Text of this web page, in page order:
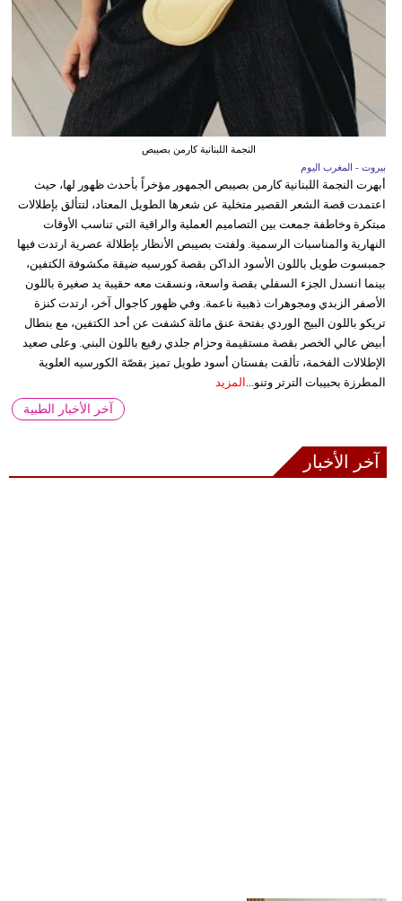
النجمة اللبنانية كارمن بصيبص
بيروت - المغرب اليوم
أبهرت النجمة اللبنانية كارمن بصيبص الجمهور مؤخراً بأحدث ظهور لها، حيث
اعتمدت قصة الشعر القصير متخلية عن شعرها الطويل المعتاد، لتتألق بإطلالات
مبتكرة وخاطفة جمعت بين التصاميم العملية والراقية التي تناسب الأوقات
النهارية والمناسبات الرسمية. ولفتت بصيبص الأنظار بإطلالة عصرية ارتدت فيها
جمبسوت طويل باللون الأسود الداكن بقصة كورسيه ضيقة مكشوفة الكتفين،
بينما انسدل الجزء السفلي بقصة واسعة، ونسقت معه حقيبة يد صغيرة باللون
الأصفر الزبدي ومجوهرات ذهبية ناعمة. وفي ظهور كاجوال آخر، ارتدت كنزة
تريكو باللون البيج الوردي بفتحة عنق مائلة كشفت عن أحد الكتفين، مع بنطال
أبيض عالي الخصر بقصة مستقيمة وحزام جلدي رفيع باللون البني. وعلى صعيد
الإطلالات الفخمة، تألقت بفستان أسود طويل تميز بقصّة الكورسيه العلوية
المطرزة بحبيبات الترتر وتنو...
المزيد
آخر الأخبار الطبية
آخر الأخبار